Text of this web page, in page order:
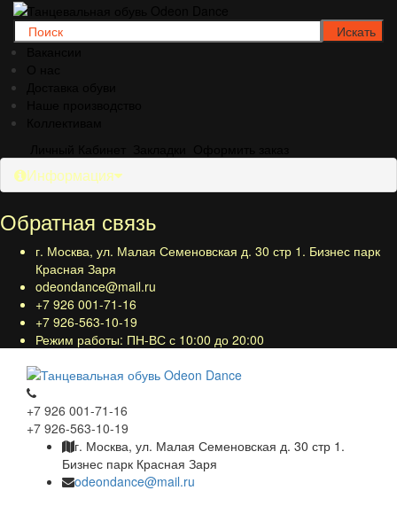
Информация
Обратная связь
г. Москва, ул. Малая Семеновская д. 30 стр 1. Бизнес парк
Красная Заря
odeondance@mail.ru
+7 926 001-71-16
+7 926-563-10-19
Режим работы: ПН-ВС с 10:00 до 20:00
+7 926 001-71-16
+7 926-563-10-19
г. Москва, ул. Малая Семеновская д. 30 стр 1.
Бизнес парк Красная Заря
odeondance@mail.ru